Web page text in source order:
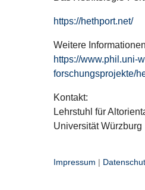
https://hethport.net/
Weitere
https://www.phil.uni-
forschungsprojekte/
Kontakt:
Lehrstuhl für
Universität Würzburg
Impressum |